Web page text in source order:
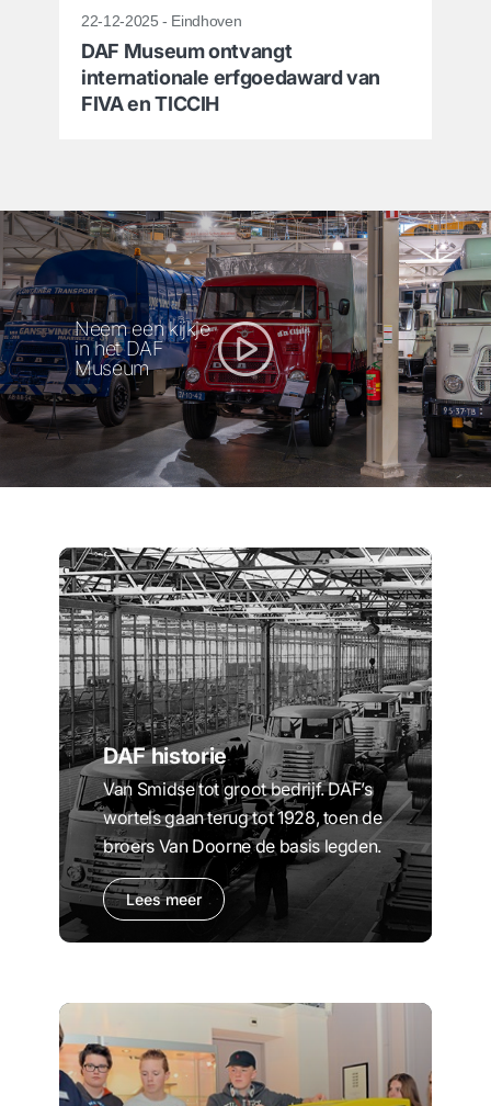
22-12-2025 - Eindhoven
DAF Museum ontvangt
internationale erfgoedaward van
FIVA en TICCIH
Neem een kijkje
in het DAF
Museum
DAF historie
Van Smidse tot groot bedrijf. DAF’s
wortels gaan terug tot 1928, toen de
broers Van Doorne de basis legden.
Lees meer